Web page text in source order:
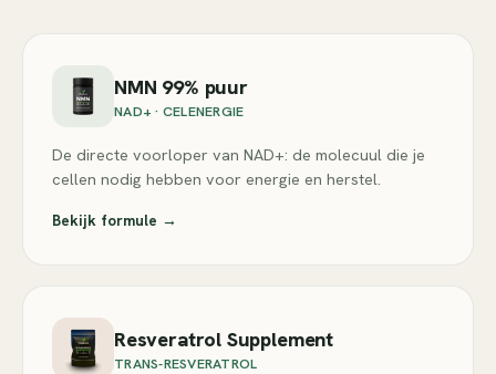
NMN 99% puur
NAD+ · CELENERGIE
De directe voorloper van NAD+: de molecuul die je
cellen nodig hebben voor energie en herstel.
Bekijk formule →
Resveratrol Supplement
TRANS-RESVERATROL